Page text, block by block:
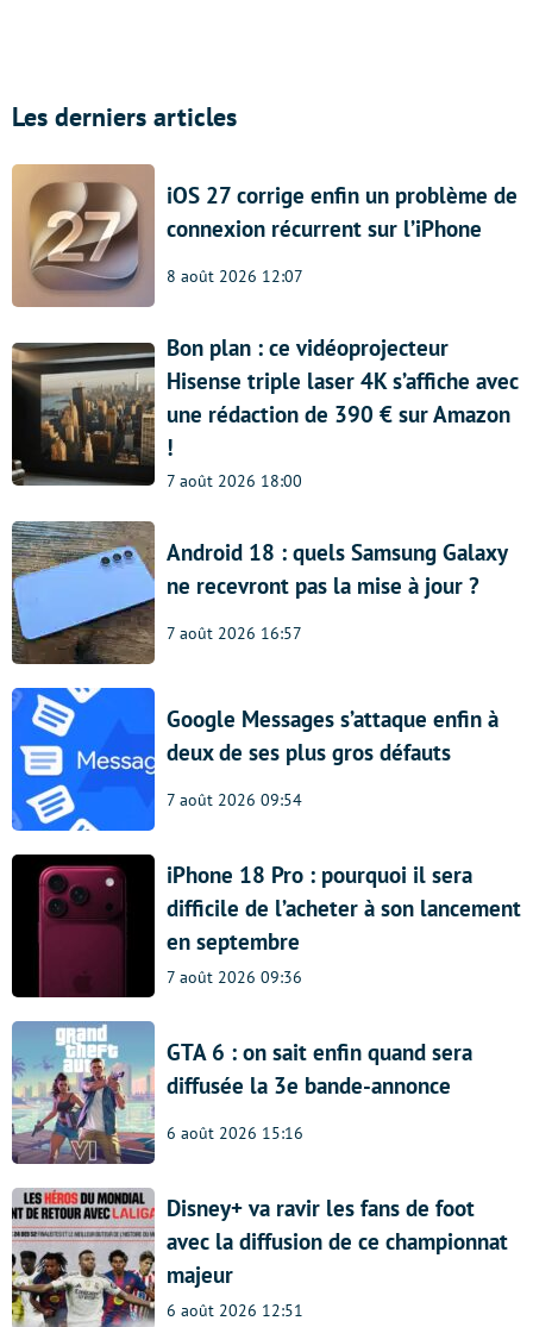
Les derniers articles
iOS 27 corrige enfin un problème de
connexion récurrent sur l’iPhone
8 août 2026 12:07
Bon plan : ce vidéoprojecteur
Hisense triple laser 4K s’affiche avec
une rédaction de 390 € sur Amazon
!
7 août 2026 18:00
Android 18 : quels Samsung Galaxy
ne recevront pas la mise à jour ?
7 août 2026 16:57
Google Messages s’attaque enfin à
deux de ses plus gros défauts
7 août 2026 09:54
iPhone 18 Pro : pourquoi il sera
difficile de l’acheter à son lancement
en septembre
7 août 2026 09:36
GTA 6 : on sait enfin quand sera
diffusée la 3e bande-annonce
6 août 2026 15:16
Disney+ va ravir les fans de foot
avec la diffusion de ce championnat
majeur
6 août 2026 12:51